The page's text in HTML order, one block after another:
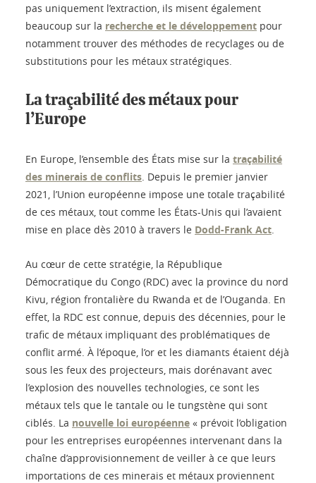
pas uniquement l’extraction, ils misent également
beaucoup sur la recherche et le développement pour
notamment trouver des méthodes de recyclages ou de
substitutions pour les métaux stratégiques.
La traçabilité des métaux pour
l’Europe
En Europe, l’ensemble des États mise sur la traçabilité
des minerais de conflits . Depuis le premier janvier
2021, l’Union européenne impose une totale traçabilité
de ces métaux, tout comme les États-Unis qui l’avaient
mise en place dès 2010 à travers le Dodd-Frank Act
Au cœur de cette stratégie, la République
Démocratique du Congo (RDC) avec la province du nord
Kivu, région frontalière du Rwanda et de l’Ouganda. En
effet, la RDC est connue, depuis des décennies, pour le
trafic de métaux impliquant des problématiques de
conflit armé. À l’époque, l’or et les diamants étaient déjà
sous les feux des projecteurs, mais dorénavant avec
l’explosion des nouvelles technologies, ce sont les
métaux tels que le tantale ou le tungstène qui sont
ciblés. La nouvelle loi européenne « prévoit l’obligation
pour les entreprises européennes intervenant dans la
chaîne d’approvisionnement de veiller à ce que leurs
importations de ces minerais et métaux proviennent